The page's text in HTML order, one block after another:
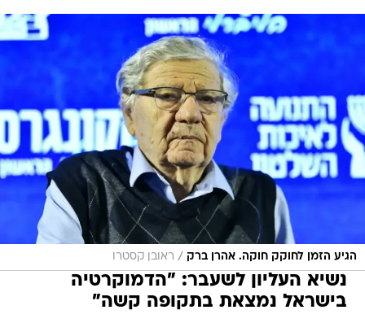
הגיע הזמן לחוקק חוקה. אהרן ברק / ראובן קסטרו
נשיא העליון לשעבר: "הדמוקרטיה
בישראל נמצאת בתקופה קשה"